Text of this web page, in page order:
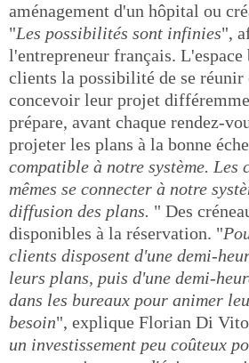
aménagement d'un hôpital ou
"Les possibilités sont infinies",
l'entrepreneur français.
clients la possibilité de se réunir
concevoir leur projet
prépare, avant chaque rendez-
projeter les plans à la bonne
compatible à notre système. Les
mêmes se connecter à notre
diffusion des plans. " Des
disponibles à la réservation. "
clients disposent d'une demi-
leurs plans, puis d'une demi-
dans les bureaux pour animer
besoin", explique Florian Di
un investissement peu coûteux